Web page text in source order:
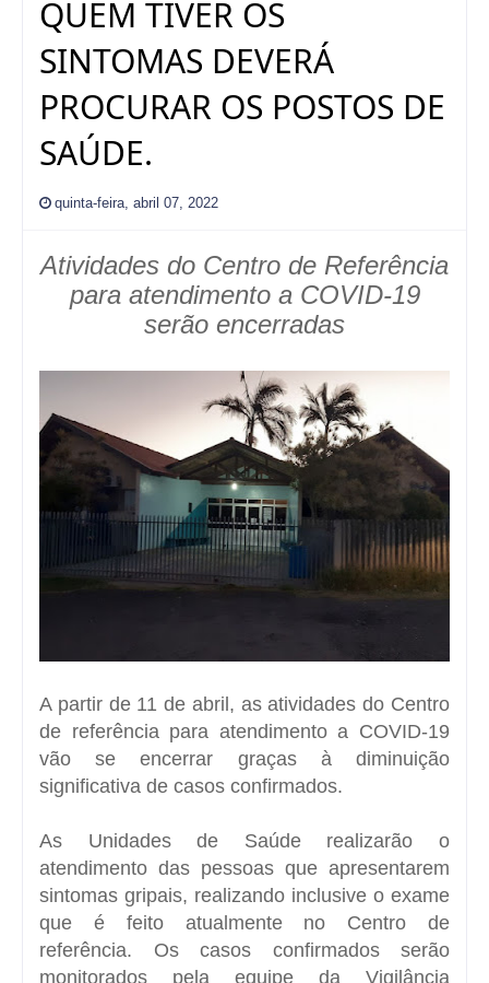
QUEM TIVER OS
SINTOMAS DEVERÁ
PROCURAR OS POSTOS DE
SAÚDE.
quinta-feira, abril 07, 2022
Atividades do Centro de Referência
para atendimento a COVID-19
serão encerradas
A partir de 11 de abril, as atividades do Centro
de referência para atendimento a COVID-19
vão se encerrar graças à diminuição
significativa de casos confirmados.
As Unidades de Saúde realizarão o
atendimento das pessoas que apresentarem
sintomas gripais, realizando inclusive o exame
que é feito atualmente no Centro de
referência. Os casos confirmados serão
monitorados pela equipe da Vigilância